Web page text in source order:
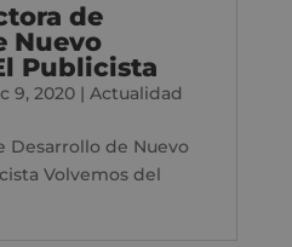
de
Nuevo
Publicista
9, 2020| Actualidad
Desarrollo de Nuevo
Volvemos del